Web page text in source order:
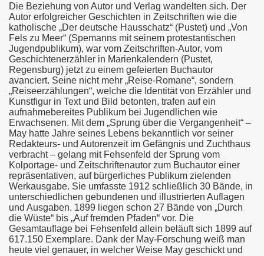
Die Beziehung von Autor und Verlag wandelten sich. Der
Autor erfolgreicher Geschichten in Zeitschriften wie die
katholische „Der deutsche Hausschatz“ (Pustet) und „Von
Fels zu Meer“ (Spemanns mit seinem protestantischen
Jugendpublikum), war vom Zeitschriften-Autor, vom
Geschichtenerzähler in Marienkalendern (Pustet,
Regensburg) jetzt zu einem gefeierten Buchautor
avanciert. Seine nicht mehr „Reise-Romane“, sondern
„Reiseerzählungen“, welche die Identität von Erzähler und
Kunstfigur in Text und Bild betonten, trafen auf ein
aufnahmebereites Publikum bei Jugendlichen wie
Erwachsenen. Mit dem „Sprung über die Vergangenheit“ –
May hatte Jahre seines Lebens bekanntlich vor seiner
Redakteurs- und Autorenzeit im Gefängnis und Zuchthaus
verbracht – gelang mit Fehsenfeld der Sprung vom
Kolportage- und Zeitschriftenautor zum Buchautor einer
repräsentativen, auf bürgerliches Publikum zielenden
Werkausgabe. Sie umfasste 1912 schließlich 30 Bände, in
unterschiedlichen gebundenen und illustrierten Auflagen
und Ausgaben. 1899 liegen schon 27 Bände von „Durch
die Wüste“ bis „Auf fremden Pfaden“ vor. Die
Gesamtauflage bei Fehsenfeld allein beläuft sich 1899 auf
617.150 Exemplare. Dank der May-Forschung weiß man
heute viel genauer, in welcher Weise May geschickt und